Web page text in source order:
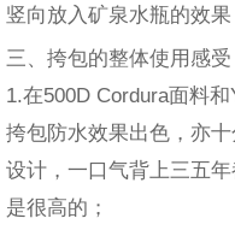
竖向放入矿泉水瓶的效果
三、挎包的整体使用感受
1.在500D Cordura面料
挎包防水效果出色，亦
设计，一口气背上三五
是很高的；